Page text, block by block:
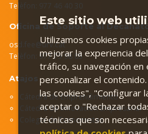
Telèfon: 977 46 40 30
Oficina de Soporte al
osd.fee@urv.cat
Telèfon: 977 75 98 05
Atajos
Cátedra de Emprendimiento
Cátedra de Innovación Empresarial
Colegio de Economistas
Este sitio web
Utilizamos cookies
mejorar la experiencia
tráfico, su navegación
personalizar el
las cookies", "Configurar
aceptar o "Rechazar
técnicas que son